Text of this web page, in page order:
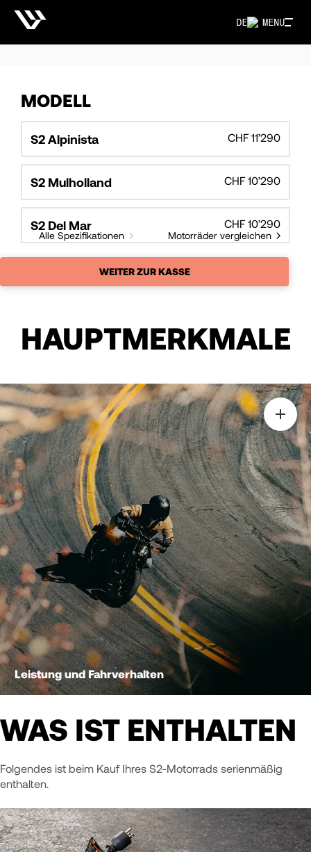
MENU
DE
MODELL
S2 Alpinista CHF 11’290
S2 Mulholland CHF 10’290
S2 Del Mar CHF 10’290
Alle Spezifikationen Motorräder vergleichen
WEITER ZUR KASSE
HAUPTMERKMALE
Leistung und Fahrverhalten
WAS IST ENTHALTEN
Folgendes ist beim Kauf Ihres S2-Motorrads serienmäßig
enthalten.